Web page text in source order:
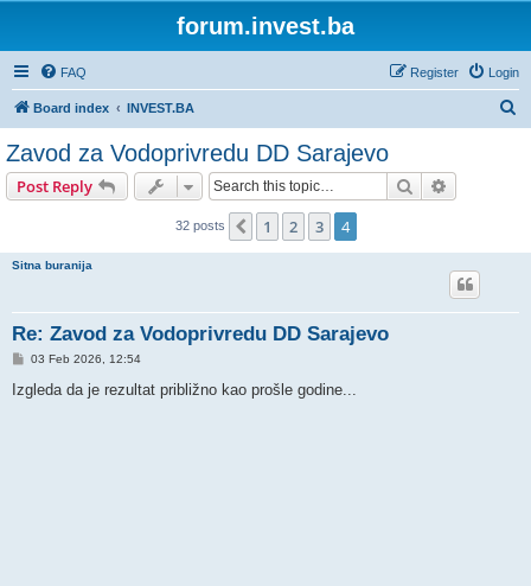
forum.invest.ba
FAQ Login
Register
Board index INVEST.BA
Zavod za Vodoprivredu DD Sarajevo
Post Reply Search
32 posts Previous
1 2 3 4
Sitna buranija
Re: Zavod za Vodoprivredu DD Sarajevo
P
s
t
03 Feb 2026, 12:54
Izgleda da je rezultat približno kao prošle godine...